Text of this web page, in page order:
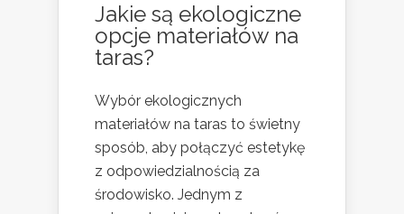
Jakie są ekologiczne
opcje materiałów na
taras?
Wybór ekologicznych
materiałów na taras to świetny
sposób, aby połączyć estetykę
z odpowiedzialnością za
środowisko. Jednym z